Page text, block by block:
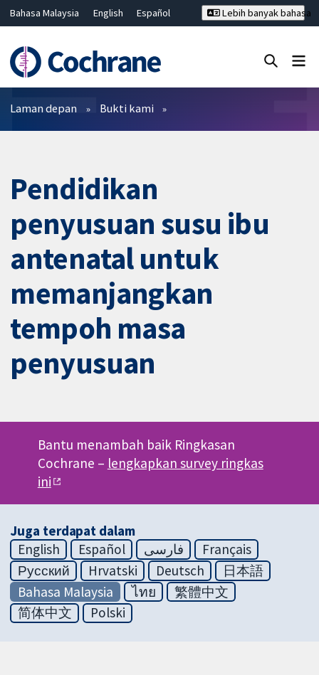
Bahasa Malaysia English
Español
Hrvatski
Deutsch ไทย
繁體中文
简体中文
Lebih banyak bahasa
Penapis
Laman depan Bukti kami
Pendidikan
penyusuan susu ibu
antenatal untuk
memanjangkan
tempoh masa
penyusuan
Bantu menambah baik Ringkasan
Cochrane – lengkapkan survey ringkas
ini
Juga terdapat dalam
English
Español فارسی
Français
Русский
Hrvatski Deutsch
日本語
Bahasa Malaysia
ไทย
繁體中文
简体中文
Polski